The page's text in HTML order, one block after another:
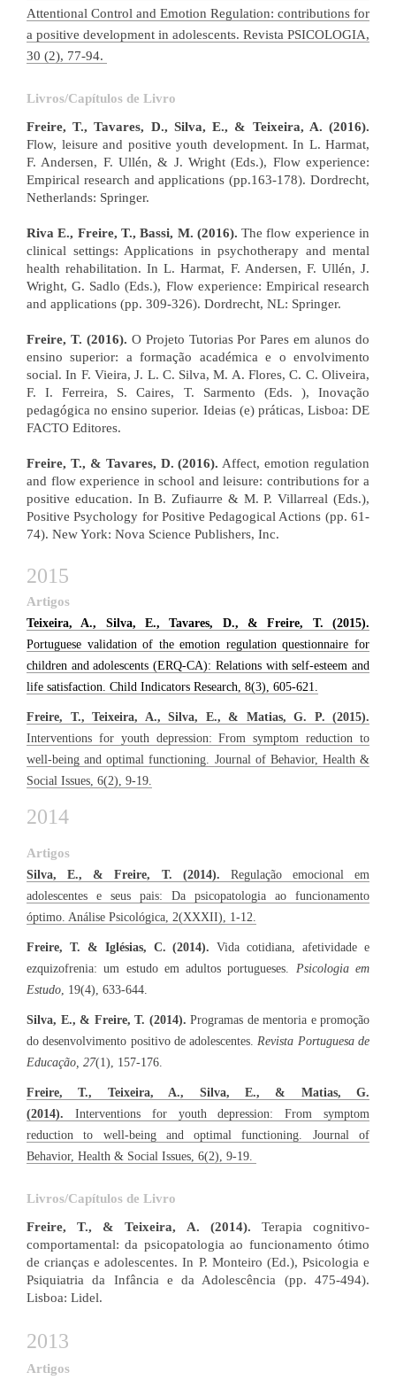
Attentional Control and Emotion Regulation: contributions for
a positive development in adolescents. Revista PSICOLOGIA,
30 (2), 77-94. ​
Livros/Capítulos de Livro
Freire, T., Tavares, D., Silva, E., & Teixeira, A. (2016).
Flow, leisure and positive youth development. In L. Harmat,
F. Andersen, F. Ullén, & J. Wright (Eds.), Flow experience:
Empirical research and applications (pp.163-178). Dordrecht,
Netherlands: Springer.
Riva E., Freire, T., Bassi, M. (2016). The flow experience in
clinical settings: Applications in psychotherapy and mental
health rehabilitation. In L. Harmat, F. Andersen, F. Ullén, J.
Wright, G. Sadlo (Eds.), Flow experience: Empirical research
and applications (pp. 309-326). Dordrecht, NL: Springer.
Freire, T. (2016). O Projeto Tutorias Por Pares em alunos do
ensino superior: a formação académica e o envolvimento
social. In F. Vieira, J. L. C. Silva, M. A. Flores, C. C. Oliveira,
F. I. Ferreira, S. Caires, T. Sarmento (Eds. ), Inovação
pedagógica no ensino superior. Ideias (e) práticas, Lisboa: DE
FACTO Editores.
Freire, T., & Tavares, D. (2016). Affect, emotion regulation
and flow experience in school and leisure: contributions for a
positive education. In B. Zufiaurre & M. P. Villarreal (Eds.),
Positive Psychology for Positive Pedagogical Actions (pp. 61-
74). New York: Nova Science Publishers, Inc.
2015
Artigos
Teixeira, A., Silva, E., Tavares, D., & Freire, T. (2015).
Portuguese validation of the emotion regulation questionnaire for
children and adolescents (ERQ-CA): Relations with self-esteem and
life satisfaction. Child Indicators Research, 8(3), 605-621.​
Freire, T., Teixeira, A., Silva, E., & Matias, G. P. (2015).
Interventions for youth depression: From symptom reduction to
well-being and optimal functioning. Journal of Behavior, Health &
Social Issues, 6(2), 9-19.​
2014
Artigos
Silva, E., & Freire, T. (2014). Regulação emocional em
adolescentes e seus pais: Da psicopatologia ao funcionamento
óptimo. Análise Psicológica, 2(XXXII), 1-12.
Freire, T. & Iglésias, C. (2014). Vida cotidiana, afetividade e
ezquizofrenia: um estudo em adultos portugueses. Psicologia em
Estudo , 19(4), 633-644.
Silva, E., & Freire, T. (2014). Programas de mentoria e promoção
do desenvolvimento positivo de adolescentes. Revista Portuguesa de
Educação, 27(1), 157-176.
Freire, T., Teixeira, A., Silva, E., & Matias, G.
(2014). Interventions for youth depression: From symptom
reduction to well-being and optimal functioning. Journal of
Behavior, Health & Social Issues, 6(2), 9-19.
Livros/Capítulos de Livro
Freire, T., & Teixeira, A. (2014). Terapia cognitivo-
comportamental: da psicopatologia ao funcionamento ótimo
de crianças e adolescentes. In P. Monteiro (Ed.), Psicologia e
Psiquiatria da Infância e da Adolescência (pp. 475-494).
Lisboa: Lidel.
​2013
Artigos